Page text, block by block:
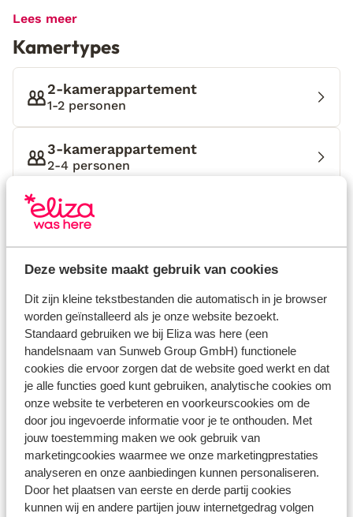
Deze website maakt gebruik van cookies
Dit zijn kleine tekstbestanden die automatisch in je browser
worden geïnstalleerd als je onze website bezoekt.
Standaard gebruiken we bij Eliza was here (een
handelsnaam van Sunweb Group GmbH) functionele
cookies die ervoor zorgen dat de website goed werkt en dat
je alle functies goed kunt gebruiken, analytische cookies om
onze website te verbeteren en voorkeurscookies om de
door jou ingevoerde informatie voor je te onthouden. Met
jouw toestemming maken we ook gebruik van
marketingcookies waarmee we onze marketingprestaties
analyseren en onze aanbiedingen kunnen personaliseren.
Door het plaatsen van eerste en derde partij cookies
kunnen wij en andere partijen jouw internetgedrag volgen
bleek nu, het is niet 1 hotel, maar een heel dorp! Het
bewaard gebleven zijn. Ik zie een kapel, wachttoren
en kasteel aan me voorbij komen. Al dit moois wordt
ook nog eens omringd door een oude, stenen muur
en prachtige wijngaarden en olijfbomen. Ik word
warm onthaald door Stefano. Hij is samen met Lucia
de trotste eigenaar van dit bijzondere dorp.
Canonica di Cortine is niet zomaar een logeeradresje.
Stefano vertelt me dat dit helemaal terugleidt naar
eerdere generaties. Alles in Canonica di Cortine
stamt uit het verleden van de familie van Stefano.
sfeer die Canonica di Cortine uitstraalt! Ik ben
benieuwd hoe de rest eruit ziet. Waar zal ik eens
beginnen? Echt alles wat ik tijdens mijn wandeling
tegenkom, is traditioneel en goed bewaard gebleven.
Wie weet wat er hier allemaal gebeurd is en wie hier
rondgelopen hebben. Het is echt een speciaal plekje,
vol herinneringen! Wat ik in ieder geval zeker weet,
is dat de mensen van vroeger net zo hebben
genoten van deze adembenemende omgeving en het
heerlijke weer als ik nu doe.
Lees meer
Kamertypes
2-kamerappartement
1-2 personen
3-kamerappartement
2-4 personen
Extra info kamertypes
Op de top van de heuvel ligt La Canonica di Cortine.
Het oude landhuis wordt omgeven door
wijngaarden, olijfbomen, cipressen en het prachtige
Toscaanse platteland. Hier lijkt de tijd stil te staan en
heerst er niets dan rust. Wie het leuk vindt krijgt van
eigenaresse Lucia een kookles. Zo leer je je eigen
Toscaanse maaltijd te bereiden!
La Canonica di Cortine bestaat uit meerdere huisjes
en een kleine kerk die zijn onderverdeeld in tien
appartementen en twintig kamers. Er is een heerlijk
zwembad met ligbedden. Hier vandaan heb je een
mooi uitzicht over de tuin vol bloemen en het
landschap.
Reisinformatie